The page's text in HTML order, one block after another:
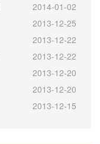
2014-01-02
2013-12-25
2013-12-22
2013-12-22
2013-12-20
2013-12-20
2013-12-15